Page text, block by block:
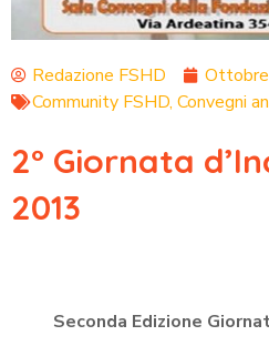
Redazione FSHD
Community FSHD, Convegni
2° Giornata
2013
Seconda Edizione